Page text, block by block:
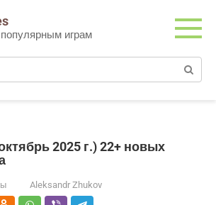
играм
2025 г.) 22+ новых
Aleksandr Zhukov